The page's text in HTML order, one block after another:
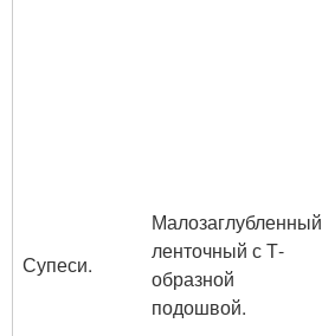
Супеси.
Малозаглубленный
ленточный с Т-
образной
подошвой.